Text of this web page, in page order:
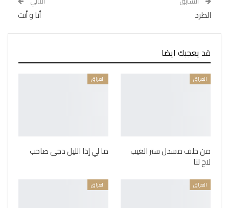
الطرد أنا و أنت
قد يعجبك ايضا
العراق
من خلف مسدل ستر الغيب
لاح لنا
العراق
ما لي إذا الليل دجى صاحب
العراق العراق